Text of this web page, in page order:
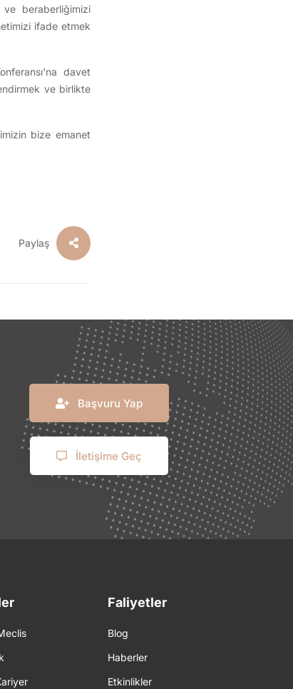
beraberliğimizi
ifade etmek
davet
ve birlikte
bize emanet
Paylaş
Başvuru Yap
İletişime Geç
Faliyetler
Blog
Haberler
Etkinlikler